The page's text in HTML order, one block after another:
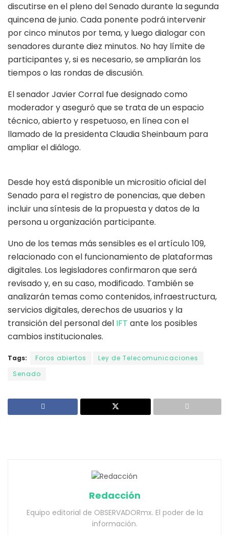
discutirse en el pleno del Senado durante la segunda
quincena de junio. Cada ponente podrá intervenir
por cinco minutos por tema, y luego dialogar con
senadores durante diez minutos. No hay límite de
participantes y, si es necesario, se ampliarán los
tiempos o las rondas de discusión.
El senador Javier Corral fue designado como
moderador y aseguró que se trata de un espacio
técnico, abierto y respetuoso, en línea con el
llamado de la presidenta Claudia Sheinbaum para
ampliar el diálogo.
Desde hoy está disponible un micrositio oficial del
Senado para el registro de ponencias, que deben
incluir una síntesis de la propuesta y datos de la
persona u organización participante.
Uno de los temas más sensibles es el artículo 109,
relacionado con el funcionamiento de plataformas
digitales. Los legisladores confirmaron que será
revisado y, en su caso, modificado. También se
analizarán temas como contenidos, infraestructura,
servicios digitales, derechos de usuarios y la
transición del personal del IFT ante los posibles
cambios institucionales.
Tags: Foros abiertos
Ley de Telecomunicaciones
Senado
Redacción
Equipo editorial de OBSERVADORmx. El poder de la
información.